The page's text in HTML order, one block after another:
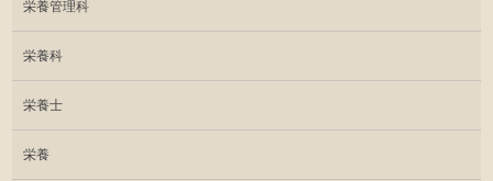
栄養管理科
栄養科
栄養士
栄養